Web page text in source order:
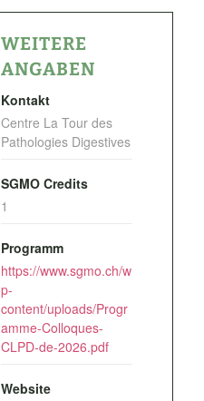
WEITERE
ANGABEN
Kontakt
Centre La Tour des
Pathologies Digestives
SGMO Credits
1
Programm
https://www.sgmo.ch/w
p-
content/uploads/Progr
amme-Colloques-
CLPD-de-2026.pdf
Website